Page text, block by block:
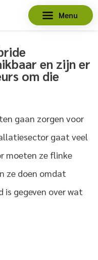
Menu
en zijn er
om die
gaan zorgen voor
gaat veel
moeten ze flinke
ze doen omdat
is gegeven over wat